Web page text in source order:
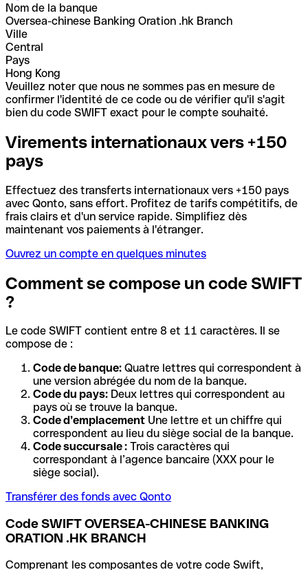
Nom de la banque
Oversea-chinese Banking Oration .hk Branch
Ville
Central
Pays
Hong Kong
Veuillez noter que nous ne sommes pas en mesure de
confirmer l'identité de ce code ou de vérifier qu'il s'agit
bien du code SWIFT exact pour le compte souhaité.
Virements internationaux vers +150
pays
Effectuez des transferts internationaux vers +150 pays
avec Qonto, sans effort. Profitez de tarifs compétitifs, de
frais clairs et d'un service rapide. Simplifiez dès
maintenant vos paiements à l'étranger.
Ouvrez un compte en quelques minutes
Comment se compose un code SWIFT
?
Le code SWIFT contient entre 8 et 11 caractères. Il se
compose de :
Code de banque: Quatre lettres qui correspondent à
une version abrégée du nom de la banque.
Code du pays: Deux lettres qui correspondent au
pays où se trouve la banque.
Code d’emplacement Une lettre et un chiffre qui
correspondent au lieu du siège social de la banque.
Code succursale : Trois caractères qui
correspondant à l’agence bancaire (XXX pour le
siège social).
Transférer des fonds avec Qonto
Code SWIFT OVERSEA-CHINESE BANKING
ORATION .HK BRANCH
Comprenant les composantes de votre code Swift,